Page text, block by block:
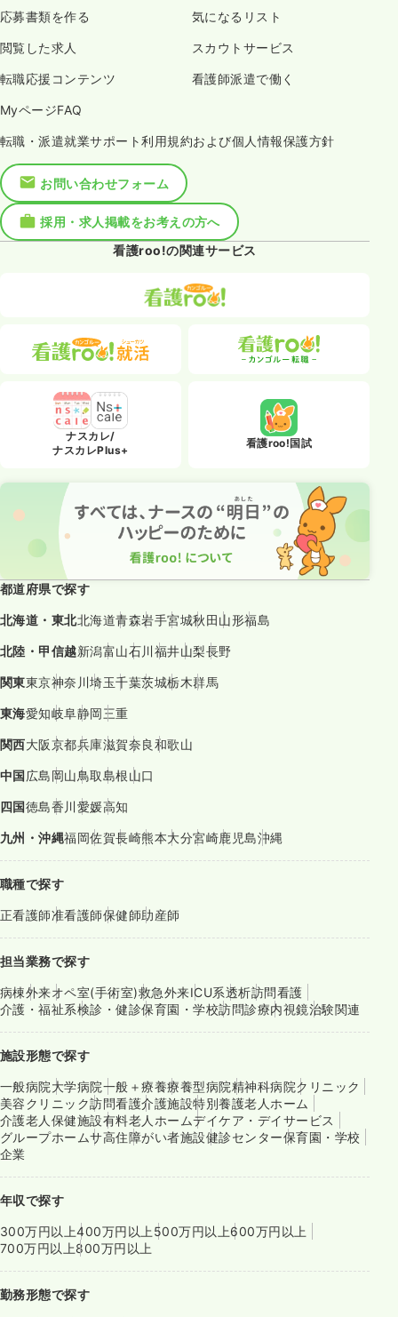
応募書類を作る 気になるリスト
閲覧した求人 スカウトサービス
転職応援コンテンツ 看護師派遣で働く
MyページFAQ
転職・派遣就業サポート利用規約および個人情報保護方針
お問い合わせフォーム
採用・求人掲載をお考えの方へ
看護roo!の関連サービス
ナスカレ/
ナスカレPlus+
看護roo!国試
都道府県で探す
北海道・東北北海道青森岩手宮城秋田山形福島
北陸・甲信越新潟富山石川福井山梨長野
関東東京神奈川埼玉千葉茨城栃木群馬
東海愛知岐阜静岡三重
関西大阪京都兵庫滋賀奈良和歌山
中国広島岡山鳥取島根山口
四国徳島香川愛媛高知
九州・沖縄福岡佐賀長崎熊本大分宮崎鹿児島沖縄
職種で探す
正看護師准看護師保健師助産師
担当業務で探す
病棟外来オペ室(手術室)救急外来ICU系透析訪問看護
介護・福祉系検診・健診保育園・学校訪問診療内視鏡治験関連
施設形態で探す
一般病院大学病院一般＋療養療養型病院精神科病院クリニック
美容クリニック訪問看護介護施設特別養護老人ホーム
介護老人保健施設有料老人ホームデイケア・デイサービス
グループホームサ高住障がい者施設健診センター保育園・学校
企業
年収で探す
300万円以上400万円以上 500万円以上600万円以上
700万円以上800万円以上
勤務形態で探す